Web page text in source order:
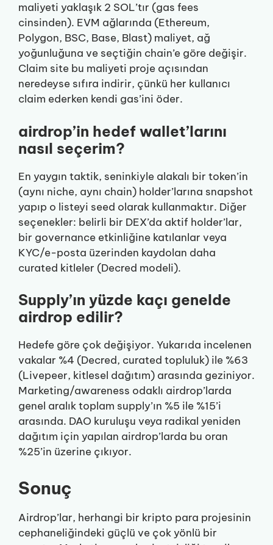
maliyeti yaklaşık 2 SOL’tır (gas fees
cinsinden). EVM ağlarında (Ethereum,
Polygon, BSC, Base, Blast) maliyet, ağ
yoğunluğuna ve seçtiğin chain’e göre değişir.
Claim site bu maliyeti proje açısından
neredeyse sıfıra indirir, çünkü her kullanıcı
claim ederken kendi gas’ini öder.
airdrop’in hedef wallet’larını
nasıl seçerim?
En yaygın taktik, seninkiyle alakalı bir token’in
(aynı niche, aynı chain) holder’larına snapshot
yapıp o listeyi seed olarak kullanmaktır. Diğer
seçenekler: belirli bir DEX’da aktif holder’lar,
bir governance etkinliğine katılanlar veya
KYC/e-posta üzerinden kaydolan daha
curated kitleler (Decred modeli).
Supply’ın yüzde kaçı genelde
airdrop edilir?
Hedefe göre çok değişiyor. Yukarıda incelenen
vakalar %4 (Decred, curated topluluk) ile %63
(Livepeer, kitlesel dağıtım) arasında geziniyor.
Marketing/awareness odaklı airdrop’larda
genel aralık toplam supply’ın %5 ile %15’i
arasında. DAO kuruluşu veya radikal yeniden
dağıtım için yapılan airdrop’larda bu oran
%25’in üzerine çıkıyor.
Sonuç
Airdrop’lar, herhangi bir kripto para projesinin
cephaneliğindeki güçlü ve çok yönlü bir